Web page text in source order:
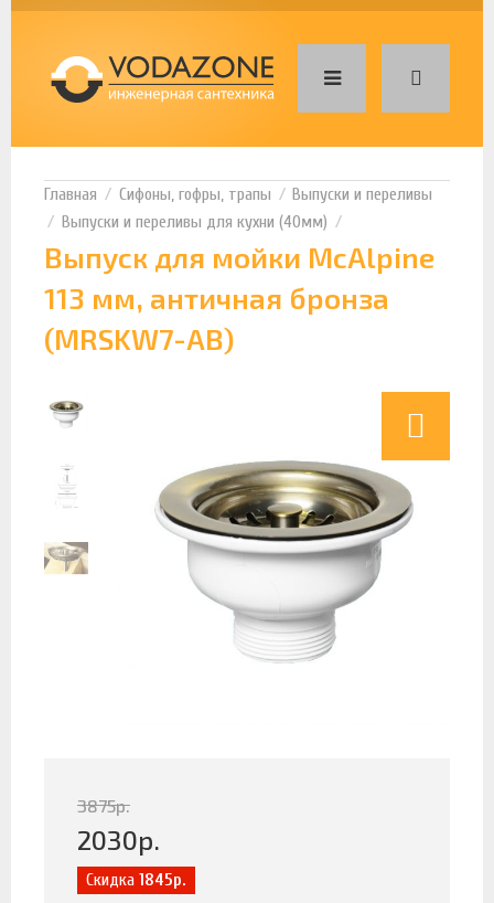
Сифоны, гофры, трапы
Выпуски и переливы
Выпуски и переливы для кухни (40мм)
Выпуск для мойки McAlpine
113 мм, античная бронза
(MRSKW7-AB)
3875р.
2030р.
Скидка 1845р.